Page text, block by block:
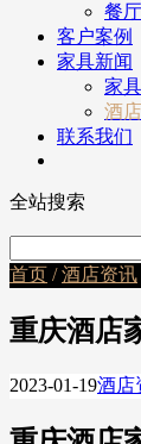
餐
客户案例
家具新闻
家
酒
联系我们
全站搜索
首页 /酒店资讯
重庆酒店
2023-01-19酒店